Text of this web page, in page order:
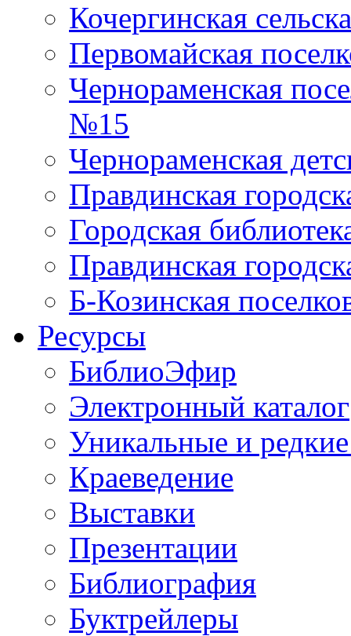
Кочергинская
Первомайская
Чернораменская
№15
Чернораменская
Правдинская
Городская
Правдинская
Б-Козинская
Ресурсы
БиблиоЭфир
Электронный каталог
Уникальные и
Краеведение
Выставки
Презентации
Библиография
Буктрейлеры